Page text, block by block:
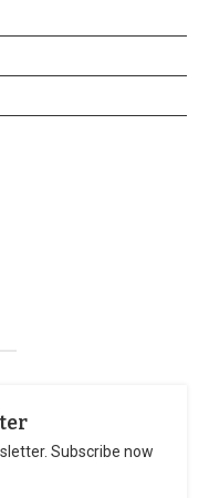
Subscribe now